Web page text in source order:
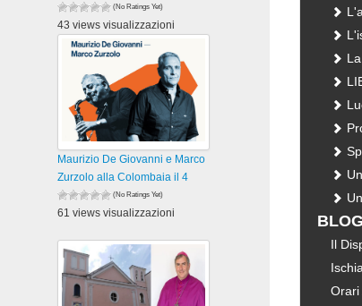
(No Ratings Yet)
43 views visualizzazioni
Maurizio De Giovanni e Marco
Zurzolo alla Colombaia il 4
(No Ratings Yet)
61 views visualizzazioni
Il
Orari